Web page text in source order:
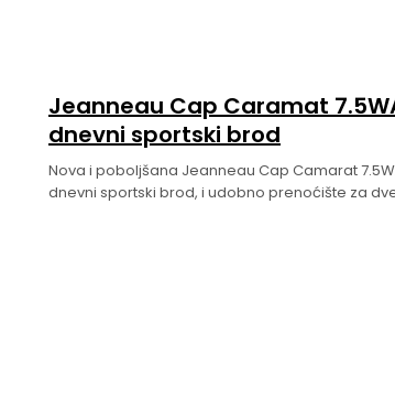
Jeanneau Cap Caramat
dnevni sportski brod
Nova i poboljšana Jeanneau Cap Camarat
dnevni sportski brod, i udobno prenoćište za